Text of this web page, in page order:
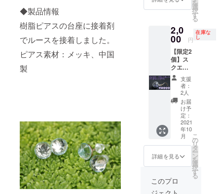
◆製品情報
樹脂ピアスの台座に接着剤
でルースを接着しました。
ピアス素材：メッキ、中国
製
ス 1組
（2個）
のお手
紙 ◆製
品情
報 樹
脂ピア
スの台
座に接
着剤で
ルース
を接着
しまし
た。 ピ
アス素
材：
メッ
キ、中
国製 ※
を
選
択
す
る
2,0
00 円
在庫な
し
【限定2
個】ス
クエ
ア・バ
ゲット
カット
アイオ
ライト
ピア
ス 1個
・スク
エア・
バゲッ
トカッ
トアイ
ト入り
ガラス
支援
者：
2人
お届
け予
定：
2021
年10
月
詳細を見る
こ
の
リ
タ
ー
ン
を
選
択
す
る
このプロ